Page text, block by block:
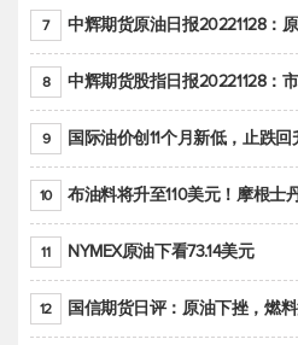
7 中辉期货原油日报20221128：原油价格持
8 中辉期货股指日报20221128：
9 国际油价创11个月新低，止跌
10 布油料将升至110美元！摩根士丹
11 NYMEX原油下看73.14美元
12 国信期货日评：原油下挫，燃